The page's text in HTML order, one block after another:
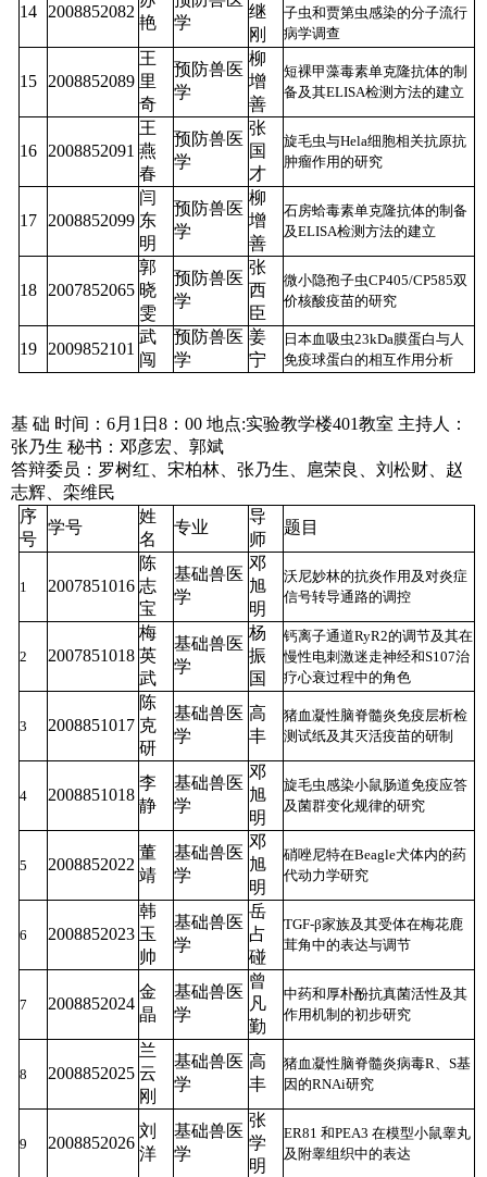
14 2008852082
艳
学
继
刚
子虫和贾第虫感染的分子流行
病学调查
15 2008852089
王
里
奇
预防兽医
学
柳
增
善
短裸甲藻毒素单克隆抗体的制
备及其ELISA检测方法的建立
16 2008852091
王
燕
春
预防兽医
学
张
国
才
旋毛虫与Hela细胞相关抗原抗
肿瘤作用的研究
17 2008852099
闫
东
明
预防兽医
学
柳
增
善
石房蛤毒素单克隆抗体的制备
及ELISA检测方法的建立
18 2007852065
郭
晓
雯
预防兽医
学
张
西
臣
微小隐孢子虫CP405/CP585双
价核酸疫苗的研究
19 2009852101
武
闯
预防兽医
学
姜
宁
日本血吸虫23kDa膜蛋白与人
免疫球蛋白的相互作用分析
基 础 时间：6月1日8：00 地点:实验教学楼401教室 主持人：
张乃生 秘书：邓彦宏、郭斌
答辩委员：罗树红、宋柏林、张乃生、扈荣良、刘松财、赵
志辉、栾维民
序
号
学号
姓
名
专业
导
师
题目
1 2007851016
陈
志
宝
基础兽医
学
邓
旭
明
沃尼妙林的抗炎作用及对炎症
信号转导通路的调控
2 2007851018
梅
英
武
基础兽医
学
杨
振
国
钙离子通道RyR2的调节及其在
慢性电刺激迷走神经和S107治
疗心衰过程中的角色
3 2008851017
陈
克
研
基础兽医
学
高
丰
猪血凝性脑脊髓炎免疫层析检
测试纸及其灭活疫苗的研制
4 2008851018
李
静
基础兽医
学
邓
旭
明
旋毛虫感染小鼠肠道免疫应答
及菌群变化规律的研究
5 2008852022
董
靖
基础兽医
学
邓
旭
明
硝唑尼特在Beagle犬体内的药
代动力学研究
6 2008852023
韩
玉
帅
基础兽医
学
岳
占
碰
TGF-β家族及其受体在梅花鹿
茸角中的表达与调节
7 2008852024
金
晶
基础兽医
学
曾
凡
勤
中药和厚朴酚抗真菌活性及其
作用机制的初步研究
8 2008852025
兰
云
刚
基础兽医
学
高
丰
猪血凝性脑脊髓炎病毒R、S基
因的RNAi研究
9 2008852026
刘
洋
基础兽医
学
张
学
明
ER81 和PEA3 在模型小鼠睾丸
及附睾组织中的表达